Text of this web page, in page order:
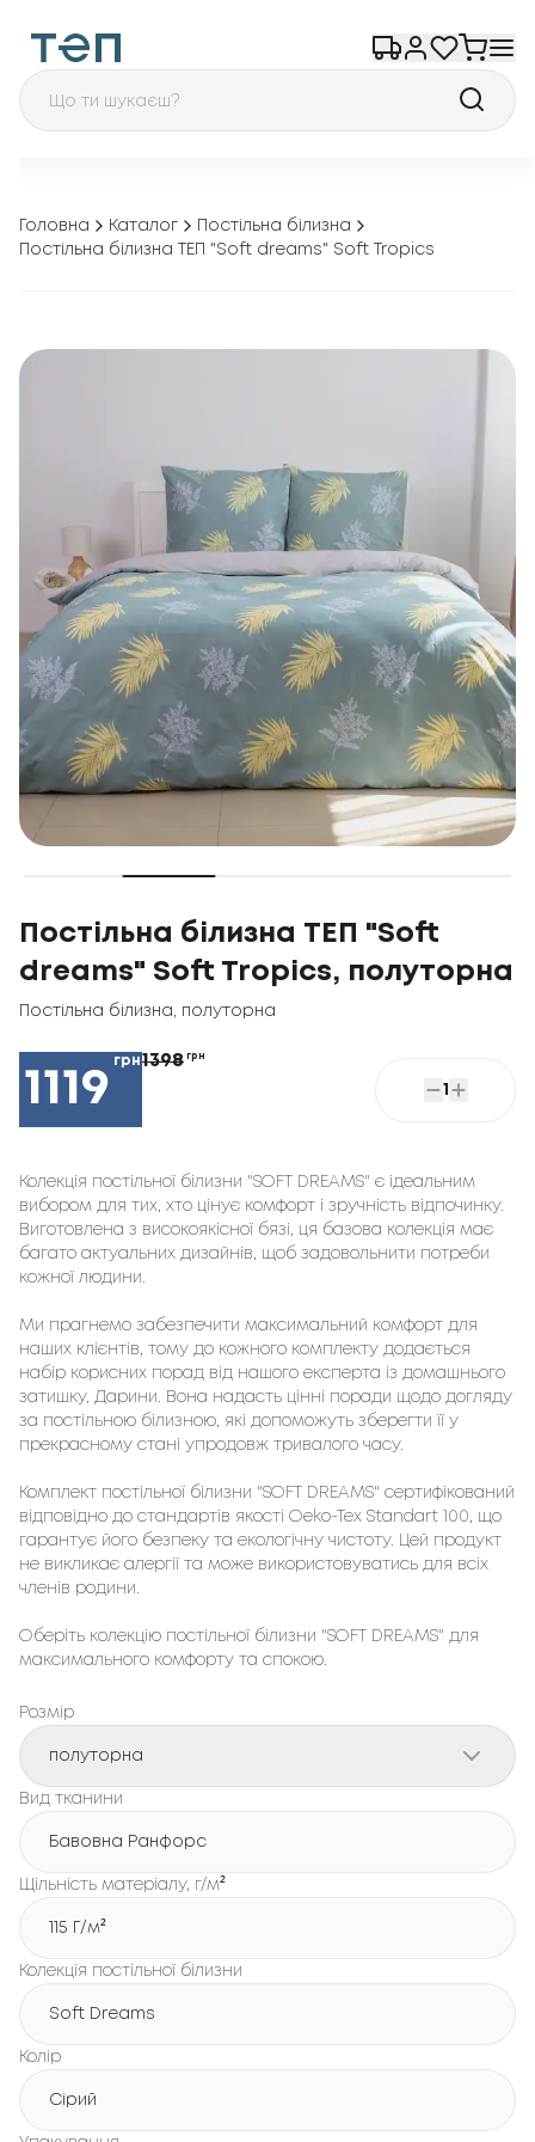
Головна Каталог
Постільна білизна
Постільна білизна ТЕП "Soft dreams" Soft Tropics
Постільна білизна ТЕП "Soft
dreams" Soft Tropics, полуторна
Постільна білизна полуторна
1119
грн1398 грн
1
Колекція постільної білизни "SOFT DREAMS" є ідеальним
вибором для тих, хто цінує комфорт і зручність відпочинку.
Виготовлена з високоякісної бязі, ця базова колекція має
багато актуальних дизайнів, щоб задовольнити потреби
кожної людини.
Ми прагнемо забезпечити максимальний комфорт для
наших клієнтів, тому до кожного комплекту додається
набір корисних порад від нашого експерта із домашнього
затишку, Дарини. Вона надасть цінні поради щодо догляду
за постільною білизною, які допоможуть зберегти її у
прекрасному стані упродовж тривалого часу.
Комплект постільної білизни "SOFT DREAMS" сертифікований
відповідно до стандартів якості Oeko-Tex Standart 100, що
гарантує його безпеку та екологічну чистоту. Цей продукт
не викликає алергії та може використовуватись для всіх
членів родини.
Оберіть колекцію постільної білизни "SOFT DREAMS" для
максимального комфорту та спокою.
Розмір
полуторна
Вид тканини
Бавовна Ранфорс
Щільність матеріалу, г/м²
115 Г/м²
Колекція постільної білизни
Soft Dreams
Колір
Сірий